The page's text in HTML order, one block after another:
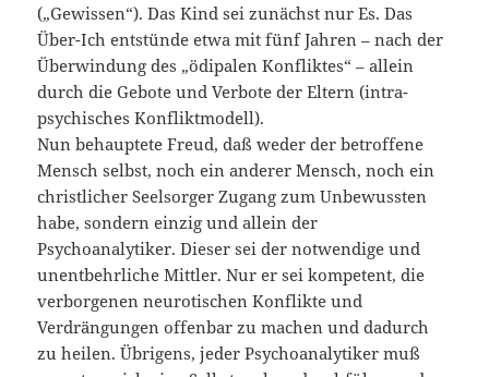
(„Gewissen“). Das Kind sei zunächst nur Es. Das
Über-Ich entstünde etwa mit fünf Jahren – nach der
Überwindung des „ödipalen Konfliktes“ – allein
durch die Gebote und Verbote der Eltern (intra-
psychisches Konfliktmodell).
Nun behauptete Freud, daß weder der betroffene
Mensch selbst, noch ein anderer Mensch, noch ein
christlicher Seelsorger Zugang zum Unbewussten
habe, sondern einzig und allein der
Psychoanalytiker. Dieser sei der notwendige und
unentbehrliche Mittler. Nur er sei kompetent, die
verborgenen neurotischen Konflikte und
Verdrängungen offenbar zu machen und dadurch
zu heilen. Übrigens, jeder Psychoanalytiker muß